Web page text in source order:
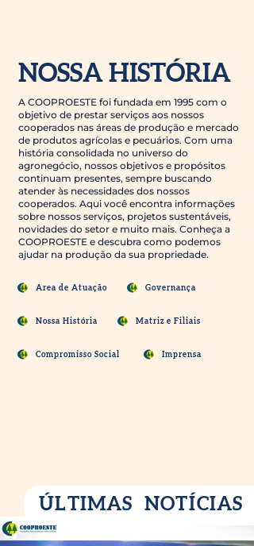
NOSSA HISTÓRIA
A COOPROESTE foi fundada em 1995 com o
objetivo de prestar serviços aos nossos
cooperados nas áreas de produção e mercado
de produtos agrícolas e pecuários. Com uma
história consolidada no universo do
agronegócio, nossos objetivos e propósitos
continuam presentes, sempre buscando
atender às necessidades dos nossos
cooperados. Aqui você encontra informações
sobre nossos serviços, projetos sustentáveis,
novidades do setor e muito mais. Conheça a
COOPROESTE e descubra como podemos
ajudar na produção da sua propriedade.
Área de Atuação Governança
Nossa História Matriz e Filiais
Compromisso Social Imprensa
ÚLTIMAS NOTÍCIAS